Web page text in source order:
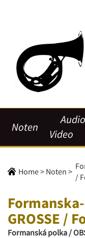
Noten
Video
Home> Noten >
/
GROSSE /
Formanská polka /